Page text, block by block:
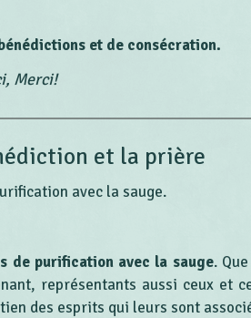
et de consécration.
Merci!
et la prière
avec la sauge.
de purification avec la sauge.
représentants aussi ceux et
des esprits qui leurs sont